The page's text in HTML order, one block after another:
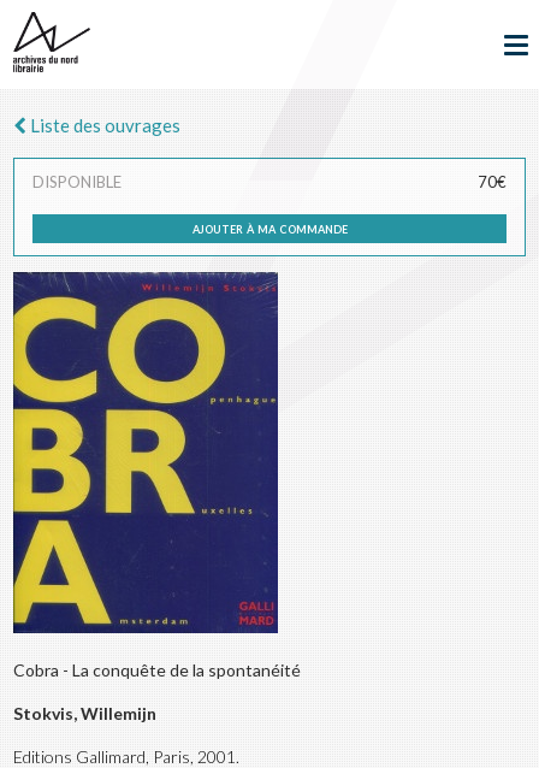
Liste des ouvrages
DISPONIBLE 70€
ajouter à ma commande
Cobra - La conquête de la spontanéité
Stokvis, Willemijn
Editions Gallimard, Paris, 2001.